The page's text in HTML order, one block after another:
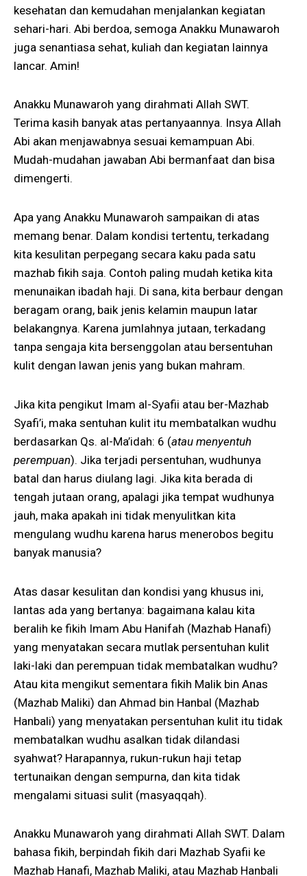
kesehatan dan kemudahan menjalankan kegiatan
sehari-hari. Abi berdoa, semoga Anakku Munawaroh
juga senantiasa sehat, kuliah dan kegiatan lainnya
lancar. Amin!
Anakku Munawaroh yang dirahmati Allah SWT.
Terima kasih banyak atas pertanyaannya. Insya Allah
Abi akan menjawabnya sesuai kemampuan Abi.
Mudah-mudahan jawaban Abi bermanfaat dan bisa
dimengerti.
Apa yang Anakku Munawaroh sampaikan di atas
memang benar. Dalam kondisi tertentu, terkadang
kita kesulitan perpegang secara kaku pada satu
mazhab fikih saja. Contoh paling mudah ketika kita
menunaikan ibadah haji. Di sana, kita berbaur dengan
beragam orang, baik jenis kelamin maupun latar
belakangnya. Karena jumlahnya jutaan, terkadang
tanpa sengaja kita bersenggolan atau bersentuhan
kulit dengan lawan jenis yang bukan mahram.
Jika kita pengikut Imam al-Syafii atau ber-Mazhab
Syafi’i, maka sentuhan kulit itu membatalkan wudhu
berdasarkan Qs. al-Ma’idah: 6 (atau menyentuh
perempuan). Jika terjadi persentuhan, wudhunya
batal dan harus diulang lagi. Jika kita berada di
tengah jutaan orang, apalagi jika tempat wudhunya
jauh, maka apakah ini tidak menyulitkan kita
mengulang wudhu karena harus menerobos begitu
banyak manusia?
Atas dasar kesulitan dan kondisi yang khusus ini,
lantas ada yang bertanya: bagaimana kalau kita
beralih ke fikih Imam Abu Hanifah (Mazhab Hanafi)
yang menyatakan secara mutlak persentuhan kulit
laki-laki dan perempuan tidak membatalkan wudhu?
Atau kita mengikut sementara fikih Malik bin Anas
(Mazhab Maliki) dan Ahmad bin Hanbal (Mazhab
Hanbali) yang menyatakan persentuhan kulit itu tidak
membatalkan wudhu asalkan tidak dilandasi
syahwat? Harapannya, rukun-rukun haji tetap
tertunaikan dengan sempurna, dan kita tidak
mengalami situasi sulit (masyaqqah).
Anakku Munawaroh yang dirahmati Allah SWT. Dalam
bahasa fikih, berpindah fikih dari Mazhab Syafii ke
Mazhab Hanafi, Mazhab Maliki, atau Mazhab Hanbali